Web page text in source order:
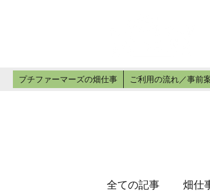
プチファーマーズの畑仕事 ご利用の流れ／事前
全ての記事 畑仕